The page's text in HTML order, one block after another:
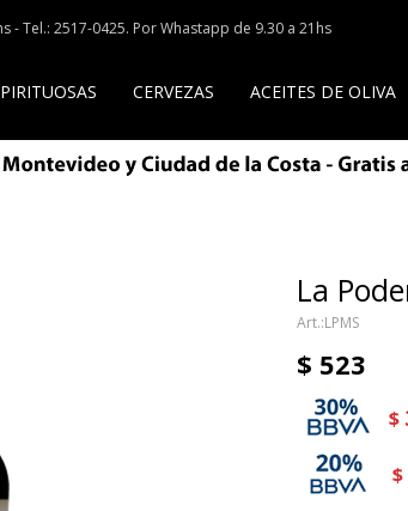
CERVEZAS ACEITES DE OLIVA
- Tel.: 2517-0425. Por Whastapp de 9.30 a 21hs
La
LPMS
$ 523
$
$